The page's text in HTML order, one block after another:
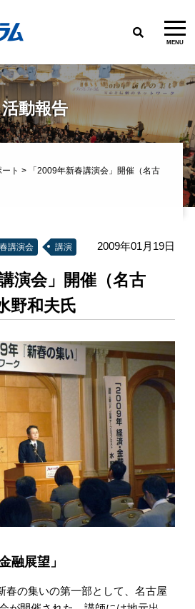
MENU
活動報告
ト > 「2009年新春講演会」開催（名古
講演会 講演 2009年01月19日
演会」開催（名古
野和夫氏
融展望」
春の集いの第一部として、名古屋